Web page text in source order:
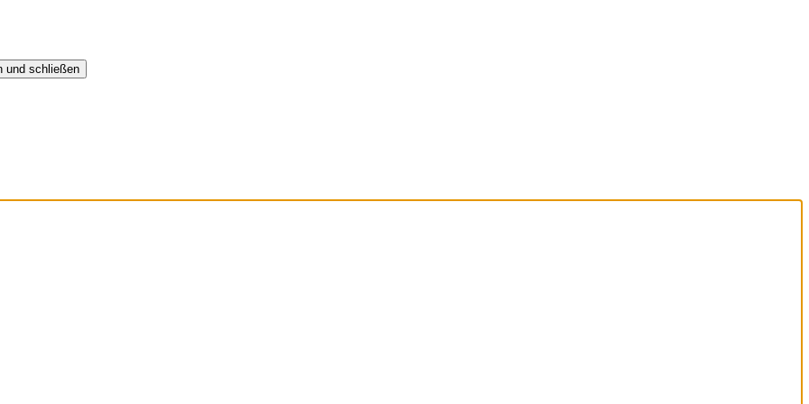
und schließen